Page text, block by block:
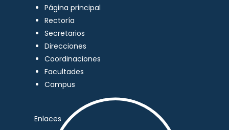
Página principal
Rectoría
Secretarios
Direcciones
Coordinaciones
Facultades
Campus
Enlaces